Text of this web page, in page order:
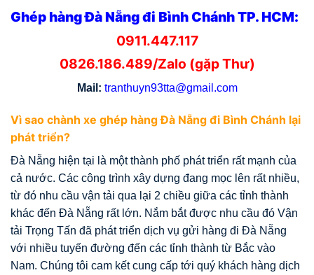
Ghép hàng Đà Nẵng đi Bình Chánh TP. HCM:
0911.447.117
0826.186.489/Zalo (gặp Thư)
Mail: tranthuyn93tta@gmail.com
Vì sao chành xe ghép hàng Đà Nẵng đi Bình Chánh lại
phát triển?
Đà Nẵng hiện tại là một thành phố phát triển rất mạnh của
cả nước. Các công trình xây dựng đang mọc lên rất nhiều,
từ đó nhu cầu vận tải qua lại 2 chiều giữa các tỉnh thành
khác đến Đà Nẵng rất lớn. Nắm bắt được nhu cầu đó Vận
tải Trọng Tấn đã phát triển dịch vụ gửi hàng đi Đà Nẵng
với nhiều tuyến đường đến các tỉnh thành từ Bắc vào
Nam. Chúng tôi cam kết cung cấp tới quý khách hàng dịch